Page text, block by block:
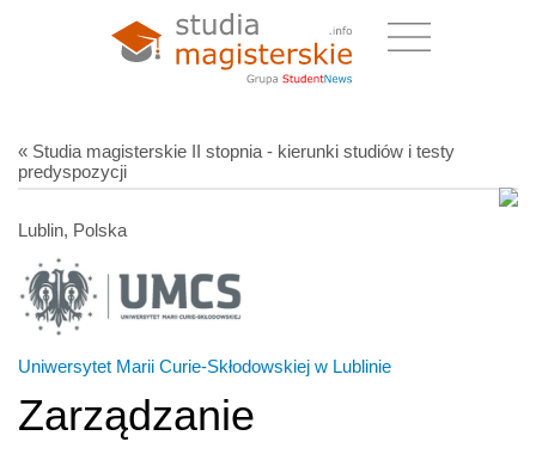
« Studia magisterskie II stopnia - kierunki studiów i testy
predyspozycji
Lublin, Polska
Uniwersytet Marii Curie-Skłodowskiej w Lublinie
Zarządzanie